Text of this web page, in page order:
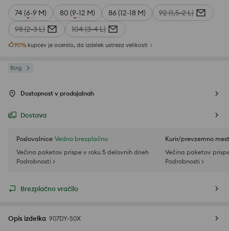
74 (6-9 M) 80 (9-12 M) 86 (12-18 M)
92 (1,5-2 L)
98 (2-3 L)
104 (3-4 L)
90% kupcev je ocenilo, da izdelek ustreza velikosti
Bing
Dostopnost v prodajalnah
Dostava
Poslovalnice Vedno brezplačno
Večina paketov prispe v roku 5 delovnih dneh
Podrobnosti >
Kurir/prevzemno
Večina paketov
Podrobnosti >
Brezplačno vračilo
Opis izdelka 907DY-50X